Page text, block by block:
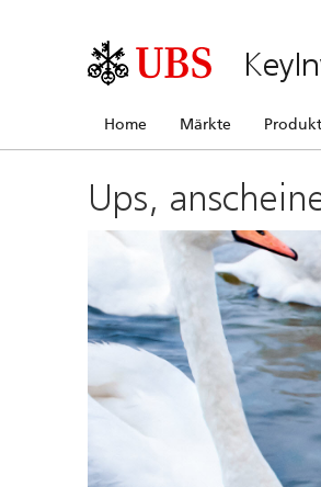
Home Märkte
Ups,